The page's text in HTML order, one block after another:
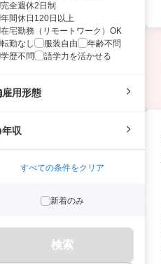
完全週休2日制
年間休日120日以上
在宅勤務（リモートワーク）OK
転勤なし
服装自由
年齢不問
学歴不問
語学力を活かせる
雇用形態
年収
すべての条件をクリア
新着のみ
検索